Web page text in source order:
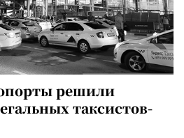
решили
таксистов-